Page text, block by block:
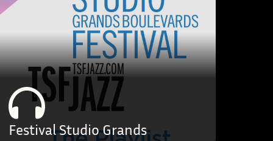
Festival Studio Grands